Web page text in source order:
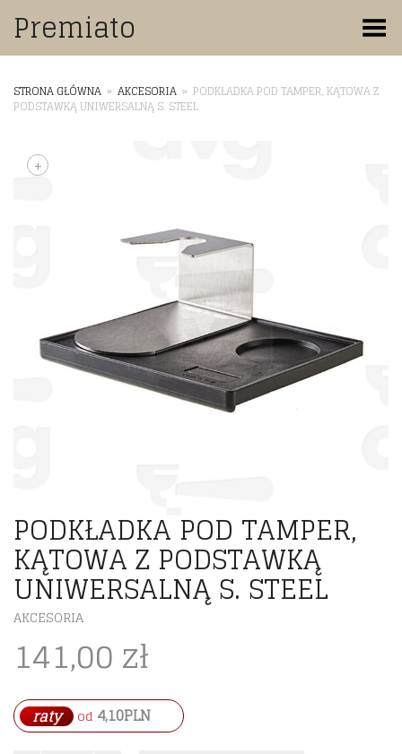
Premiato Toggle Menu
STRONA GŁÓWNA » AKCESORIA » PODKŁADKA POD TAMPER, KĄTOWA Z
PODSTAWKĄ UNIWERSALNĄ S. STEEL
+
PODKŁADKA POD TAMPER,
KĄTOWA Z PODSTAWKĄ
UNIWERSALNĄ S. STEEL
AKCESORIA
141,00zł
raty od 4,10PLN